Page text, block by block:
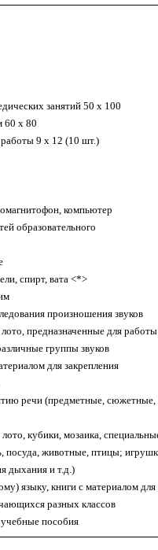
занятий 50x 100
60x 80
работы 9x 12 (10 шт.)
компьютер
образовательного
спирт, вата <*>
произношения звуков
предназначенные для работы
группы звуков
для закрепления
речи (предметные, сюжетные,
кубики, мозаика,
посуда, животные, птицы;
дыхания и т.д.)
языку, книги с материалом для
разных классов
пособия